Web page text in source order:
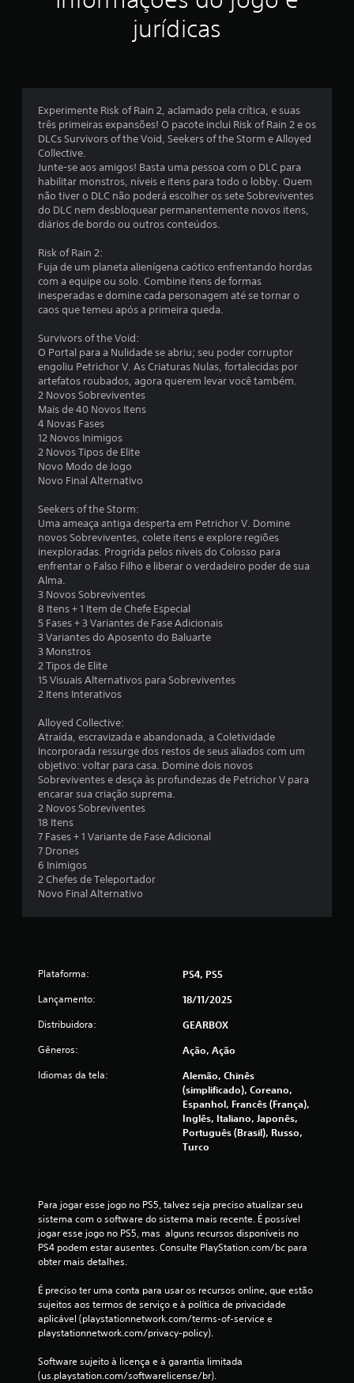
e
m
u
m
d
8
c
f
i
jurídicas
Experimente Risk of Rain 2, aclamado pela crítica, e suas
três primeiras expansões! O pacote inclui Risk of Rain 2 e os
DLCs Survivors of the Void, Seekers of the Storm e Alloyed
Collective.
Junte-se aos amigos! Basta uma pessoa com o DLC para
habilitar monstros, níveis e itens para todo o lobby. Quem
não tiver o DLC não poderá escolher os sete Sobreviventes
do DLC nem desbloquear permanentemente novos itens,
diários de bordo ou outros conteúdos.
Risk of Rain 2:
Fuja de um planeta alienígena caótico enfrentando hordas
com a equipe ou solo. Combine itens de formas
inesperadas e domine cada personagem até se tornar o
caos que temeu após a primeira queda.
Survivors of the Void:
O Portal para a Nulidade se abriu; seu poder corruptor
engoliu Petrichor V. As Criaturas Nulas, fortalecidas por
artefatos roubados, agora querem levar você também.
2 Novos Sobreviventes
Mais de 40 Novos Itens
4 Novas Fases
12 Novos Inimigos
2 Novos Tipos de Elite
Novo Modo de Jogo
Novo Final Alternativo
Seekers of the Storm:
Uma ameaça antiga desperta em Petrichor V. Domine
novos Sobreviventes, colete itens e explore regiões
inexploradas. Progrida pelos níveis do Colosso para
enfrentar o Falso Filho e liberar o verdadeiro poder de sua
Alma.
3 Novos Sobreviventes
8 Itens + 1 Item de Chefe Especial
5 Fases + 3 Variantes de Fase Adicionais
3 Variantes do Aposento do Baluarte
3 Monstros
2 Tipos de Elite
15 Visuais Alternativos para Sobreviventes
2 Itens Interativos
Alloyed Collective:
Atraída, escravizada e abandonada, a Coletividade
Incorporada ressurge dos restos de seus aliados com um
objetivo: voltar para casa. Domine dois novos
Sobreviventes e desça às profundezas de Petrichor V para
encarar sua criação suprema.
2 Novos Sobreviventes
18 Itens
7 Fases + 1 Variante de Fase Adicional
7 Drones
6 Inimigos
2 Chefes de Teleportador
Novo Final Alternativo
Plataforma: PS4, PS5
Lançamento: 18/11/2025
Distribuidora: GEARBOX
Gêneros: Ação, Ação
Idiomas da tela:
Alemão, Chinês
(simplificado), Coreano,
Espanhol, Francês (França),
Inglês, Italiano, Japonês,
Português (Brasil), Russo,
Turco
Para jogar esse jogo no PS5, talvez seja preciso atualizar seu
sistema com o software do sistema mais recente. É possível
jogar esse jogo no PS5, mas  alguns recursos disponíveis no
PS4 podem estar ausentes. Consulte PlayStation.com/bc para
obter mais detalhes.
É preciso ter uma conta para usar os recursos online, que estão
sujeitos aos termos de serviço e à política de privacidade
aplicável (playstationnetwork.com/terms-of-service e
playstationnetwork.com/privacy-policy).
Software sujeito à licença e à garantia limitada
(us.playstation.com/softwarelicense/br).